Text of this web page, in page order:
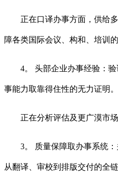
正在口译办事方面，供给多
障各类国际会议、构和、培训的
4。 头部企业办事经验：验
事能力取靠得住性的无力证明。
正在分析评估及更广漠市场
3。 质量保障取办事系统：
从翻译、审校到排版交付的全